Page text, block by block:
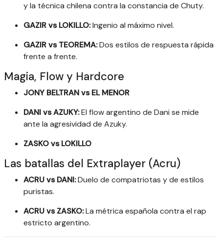
y la técnica chilena contra la constancia de Chuty.
GAZIR vs LOKILLO:Ingenio al máximo nivel.
GAZIR vs TEOREMA:Dos estilos de respuesta rápida
frente a frente.
Magia, Flow y Hardcore
JONY BELTRAN vs EL MENOR
DANI vs AZUKY:El flow argentino de Dani se mide
ante la agresividad de Azuky.
ZASKO vs LOKILLO
Las batallas del Extraplayer (Acru)
ACRU vs DANI:Duelo de compatriotas y de estilos
puristas.
ACRU vs ZASKO:La métrica española contra el rap
estricto argentino.